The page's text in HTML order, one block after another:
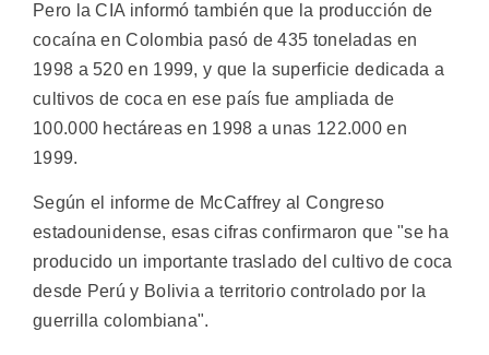
Pero la CIA informó también que la producción de
cocaína en Colombia pasó de 435 toneladas en
1998 a 520 en 1999, y que la superficie dedicada a
cultivos de coca en ese país fue ampliada de
100.000 hectáreas en 1998 a unas 122.000 en
1999.
Según el informe de McCaffrey al Congreso
estadounidense, esas cifras confirmaron que "se ha
producido un importante traslado del cultivo de coca
desde Perú y Bolivia a territorio controlado por la
guerrilla colombiana".